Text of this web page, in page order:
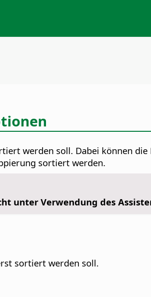
werden soll. Dabei können
sortiert werden.
unter Verwendung des
sortiert werden soll.